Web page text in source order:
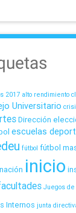
2017 alto rendimiento
Universitario
Dirección
escuelas
fútbol fútbol
inicio
Juegos
Internos junta